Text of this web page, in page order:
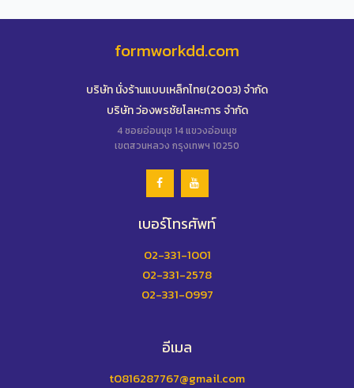
formworkdd.com
บริษัท นั่งร้านแบบเหล็กไทย(2003) จำกัด
บริษัท ว่องพรชัยโลหะการ จำกัด
4 ซอยอ่อนนุช 14 แขวงอ่อนนุช
เขตสวนหลวง กรุงเทพฯ 10250
เบอร์โทรศัพท์
02-331-1001
02-331-2578
02-331-0997
อีเมล
t0816287767@gmail.com